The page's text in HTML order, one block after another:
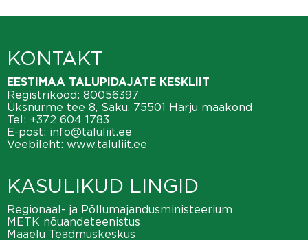
KONTAKT
EESTIMAA TALUPIDAJATE KESKLIIT
Registrikood: 80056397
Üksnurme tee 8, Saku, 75501 Harju maakond
Tel: +372 604 1783
E-post: info@taluliit.ee
Veebileht: www.taluliit.ee
KASULIKUD LINGID
Regionaal- ja Põllumajandusministeerium
METK nõuandeteenistus
Maaelu Teadmuskeskus